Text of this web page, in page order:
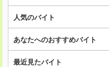
人気のバイト
あなたへのおすすめバイト
最近見たバイト